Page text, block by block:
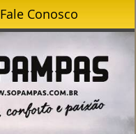
Fale Conosco